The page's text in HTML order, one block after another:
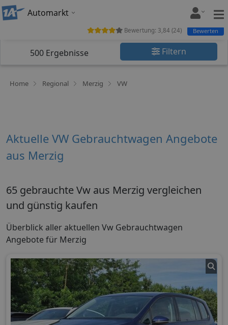
Automarkt
500 Ergebnisse Filtern
Home Regional Merzig VW
Bewertung: 3,84 (24) Bewerten
Aktuelle VW Gebrauchtwagen Angebote
aus Merzig
65 gebrauchte Vw aus Merzig vergleichen
und günstig kaufen
Überblick aller aktuellen Vw Gebrauchtwagen
Angebote für Merzig